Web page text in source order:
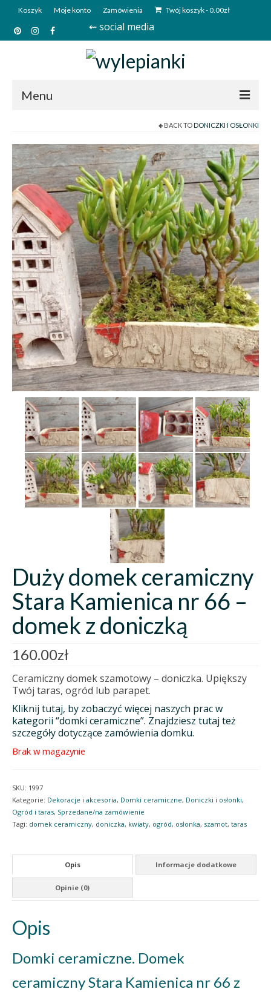
Koszyk Moje konto Zamówienia Twój koszyk-0.00zł
⇜ social media
Menu
Sklep
Kim jesteśmy?
Kontakt
Deutsch
BACK TODONICZKI I OSŁONKI
Duży domek ceramiczny
Stara Kamienica nr 66 –
domek z doniczką
160.00zł
Ceramiczny domek szamotowy – doniczka. Upiększy
Twój taras, ogród lub parapet.
Kliknij tutaj, by zobaczyć więcej naszych prac w
kategorii “domki ceramiczne”. Znajdziesz tutaj też
szczegóły dotyczące zamówienia domku.
Brak w magazynie
SKU: 1997
Kategorie: Dekoracje i akcesoria, Domki ceramiczne, Doniczki i osłonki,
Ogród i taras, Sprzedane/na zamówienie
Tagi: domek ceramiczny, doniczka, kwiaty, ogród, osłonka, szamot, taras
Opis Informacje dodatkowe
Opinie (0)
Opis
Domki ceramiczne. Domek
ceramiczny Stara Kamienica nr 66 z